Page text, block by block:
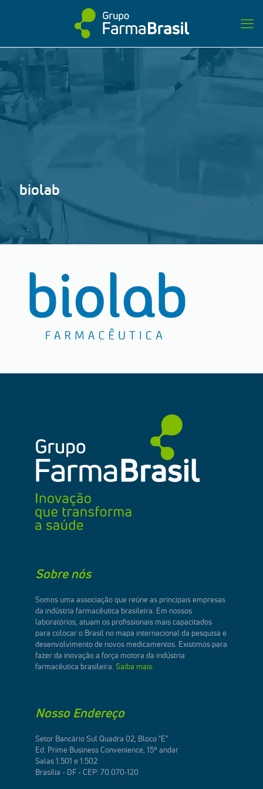
biolab
Sobre nós
Somos uma associação que reúne as principais empresas
da indústria farmacêutica brasileira. Em nossos
laboratórios, atuam os profissionais mais capacitados
para colocar o Brasil no mapa internacional da pesquisa e
desenvolvimento de novos medicamentos. Existimos para
fazer da inovação a força motora da indústria
farmacêutica brasileira. Saiba mais.
Nosso Endereço
Setor Bancário Sul Quadra 02, Bloco "E"
Ed. Prime Business Convenience, 15º andar
Salas 1.501 e 1.502
Brasília - DF - CEP: 70.070-120